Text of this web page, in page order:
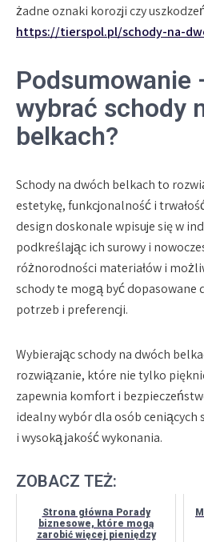
żadne oznaki korozji czy
https://tierspol.pl/schody-na-
Podsumowanie
wybrać schody
belkach?
Schody na dwóch belkach to
estetykę, funkcjonalność i
design doskonale wpisuje się w
podkreślając ich surowy i
różnorodności materiałów i
schody te mogą być dopasowane
potrzeb i preferencji.
Wybierając schody na dwóch
rozwiązanie, które nie tylko
zapewnia komfort i
idealny wybór dla osób ceniących
i wysoką jakość wykonania.
ZOBACZ TEŻ:
Strona główna Porady
biznesowe, które mogą
zarobić więcej pieniędzy